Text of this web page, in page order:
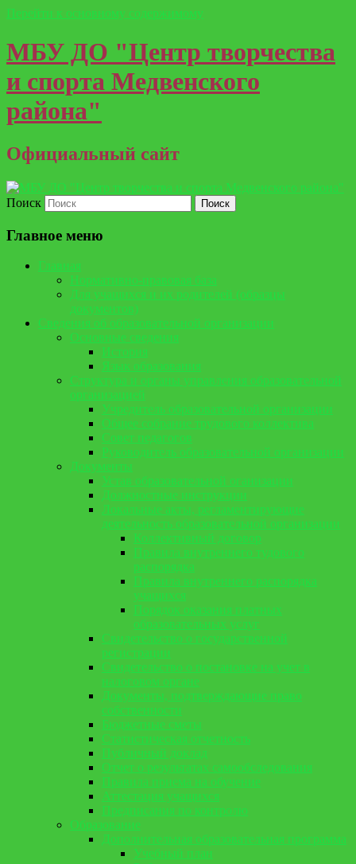
Перейти к основному содержимому
МБУ ДО "Центр творчества
и спорта Медвенского
района"
Официальный сайт
Поиск
Главное меню
Главная
Нормативно-правовая база
Для учащихся и их родителей (образцы
документов)
Сведения об образовательной организации
Основные сведения
История
Язык образования
Структура и органы управления образовательной
организацией
Учредитель образовательной организации
Общее собрание трудового коллектива
Совет педагогов
Руководитель образовательной организации
Документы
Устав образовательной оганизации
Должностные инструкции
Локальные акты, регламентирующие
деятельность образовательной организации
Коллективный договор
Правила внутреннего тудового
распорядка
Правила внутреннего распорядка
учащихся
Порядок оказания платных
образовательных услуг
Свидетельство о государственной
регистрации
Свидетельство о постановке на учет в
налоговом органе
Документы, подтверждающие право
собственности
Бюджетные сметы
Статистическая отчетность
Публичный доклад
Отчет о результатах самообследования
Правила приема на обучение
Аттестация учащихся
Предписания по контролю
Образование
Дополнительная образовательная программа
Учебный план